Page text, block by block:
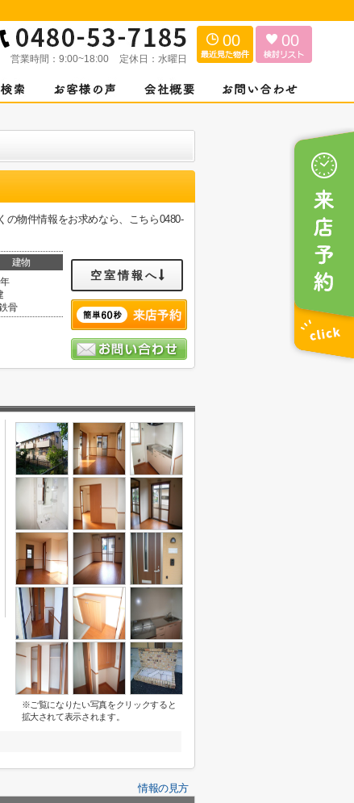
営業時間： 9:00~18:00 定休日： 水曜日
00 00
物件情報をお求めなら、こちら0480-
建物
骨
空室情報へ
※ご覧になりたい写真をクリックすると
拡大されて表示されます。
情報の見方